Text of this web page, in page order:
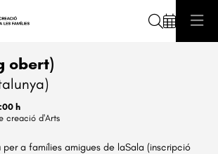
obert)
h
creació d'Arts
per a famílies amigues de laSala (inscripció